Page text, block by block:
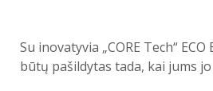
Su inovatyvia „CORE Tech“
būtų pašildytas tada, kai jums